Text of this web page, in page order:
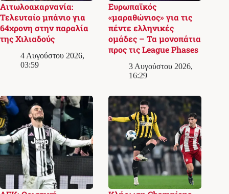
Αιτωλοακαρνανία:
Τελευταίο μπάνιο για
64χρονη στην παραλία
της Χιλιαδούς
4 Αυγούστου 2026,
03:59
Ευρωπαϊκός
«μαραθώνιος» για τις
πέντε ελληνικές
ομάδες – Τα μονοπάτια
προς τις League Phases
3 Αυγούστου 2026,
16:29